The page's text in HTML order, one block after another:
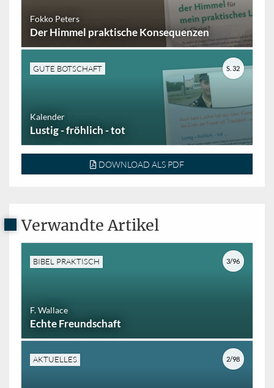
Fokko Peters
Der Himmel praktische Konsequenzen
GUTE BOTSCHAFT
Kalender
Lustig - fröhlich - tot
S. 32
DOWNLOAD ALS PDF
Verwandte Artikel
BIBEL PRAKTISCH
F. Wallace
Echte Freundschaft
3/96
AKTUELLES 2/98